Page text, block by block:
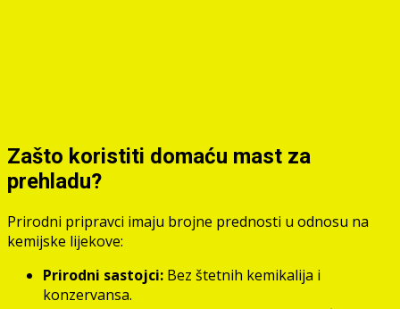
Zašto koristiti domaću mast za
prehladu?
Prirodni pripravci imaju brojne prednosti u odnosu na
kemijske lijekove:
Prirodni sastojci: Bez štetnih kemikalija i
konzervansa.